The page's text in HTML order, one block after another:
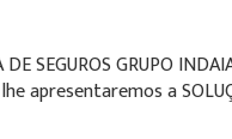
SEGUROS GRUPO
apresentaremos a